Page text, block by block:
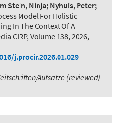
Stein, Ninja; Nyhuis, Peter;
Model For Holistic
In The Context Of A
CIRP, Volume 138, 2026,
j.procir.2026.01.029
Aufsätze (reviewed)